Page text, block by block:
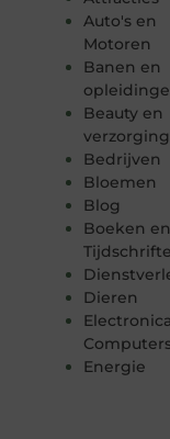
Auto's en
Motoren
Banen en
Beauty en
verzorging
Bedrijven
Bloemen
Blog
Boeken en
Dieren
Energie